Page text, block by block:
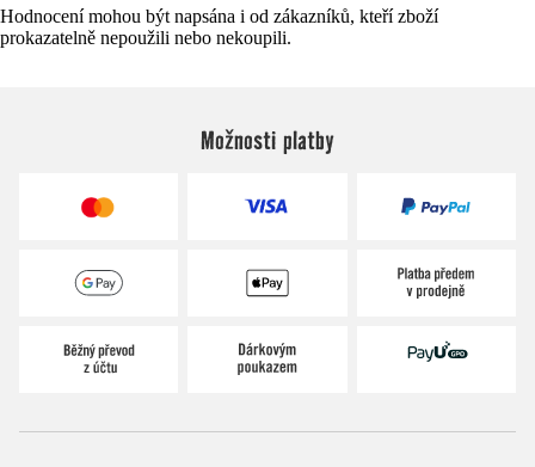
Hodnocení mohou být napsána i od zákazníků, kteří zboží
prokazatelně nepoužili nebo nekoupili.
Možnosti platby